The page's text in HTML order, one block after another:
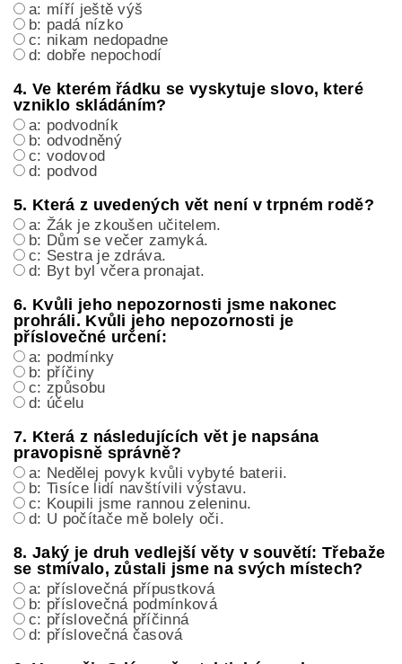
a: míří ještě výš
b: padá nízko
c: nikam nedopadne
d: dobře nepochodí
4. Ve kterém řádku se vyskytuje slovo, které
vzniklo skládáním?
a: podvodník
b: odvodněný
c: vodovod
d: podvod
5. Která z uvedených vět není v trpném rodě?
a: Žák je zkoušen učitelem.
b: Dům se večer zamyká.
c: Sestra je zdráva.
d: Byt byl včera pronajat.
6. Kvůli jeho nepozornosti jsme nakonec
prohráli. Kvůli jeho nepozornosti je
příslovečné určení:
a: podmínky
b: příčiny
c: způsobu
d: účelu
7. Která z následujících vět je napsána
pravopisně správně?
a: Nedělej povyk kvůli vybyté baterii.
b: Tisíce lidí navštívili výstavu.
c: Koupili jsme rannou zeleninu.
d: U počítače mě bolely oči.
8. Jaký je druh vedlejší věty v souvětí: Třebaže
se stmívalo, zůstali jsme na svých místech?
a: příslovečná přípustková
b: příslovečná podmínková
c: příslovečná příčinná
d: příslovečná časová